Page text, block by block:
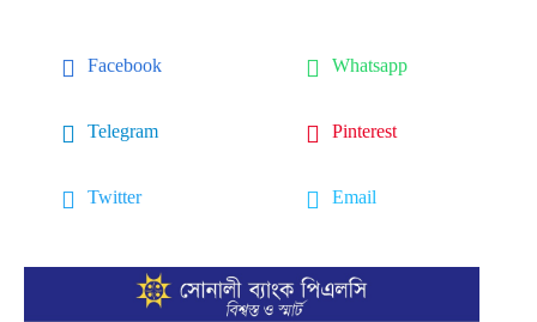
Facebook Whatsapp
Telegram Pinterest
Twitter Email